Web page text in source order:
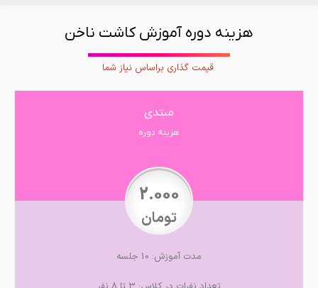
هزینه دوره آموزش کاشت ناخن
قیمت گذاری براساس نیاز شما
مبتدی
هزینه دوره
2.000
تومان
مدت آموزش: 10 جلسه